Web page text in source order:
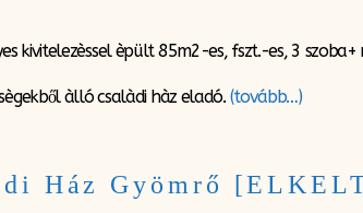
kivitelezèssel èpült 85m2-es, fszt.-es, 3
àlló csalàdi hàz eladó. (tovább…)
Ház Gyömrő